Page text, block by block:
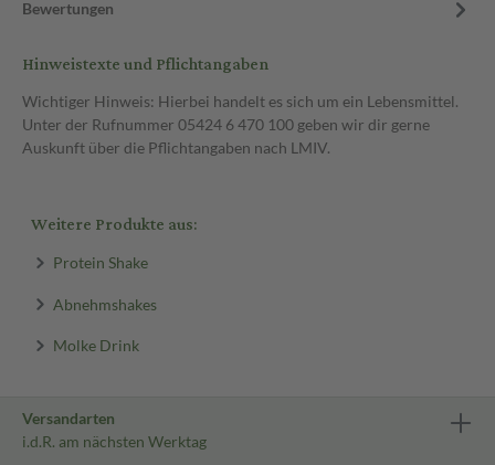
Bewertungen
Hinweistexte und Pflichtangaben
Wichtiger Hinweis: Hierbei handelt es sich um ein Lebensmittel.
Unter der Rufnummer 05424 6 470 100 geben wir dir gerne
Auskunft über die Pflichtangaben nach LMIV.
Weitere Produkte aus:
Protein Shake
Abnehmshakes
Molke Drink
Versandarten
i.d.R. am nächsten Werktag